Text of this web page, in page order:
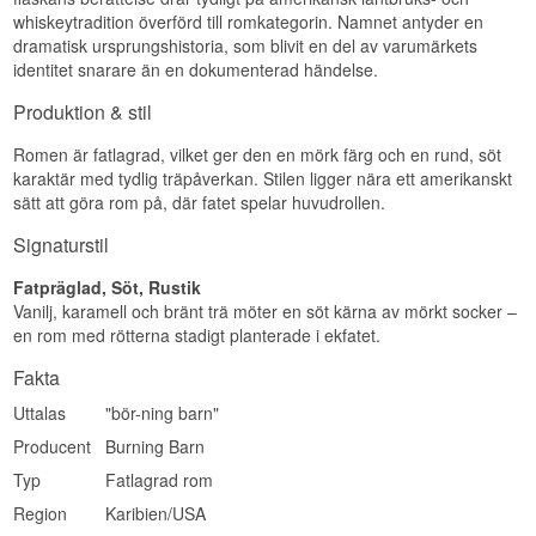
Rökig · Äpple · Sirap · Mjuk
Visste du att?
man känner igen från whisky.
Se hela vårt utbud avBurning Barn
Varm och lätt brännande från chilin.
Specifikationer
Ålder: 3 år
ABV: 40%
Storlek: 70 CL
EAN-nr: 0700461927396
Smakprofil
Kryddig · Eldig · Kokos · Ingefära
Visste du att?
hand i stora kopparpannor innan de dras i
autentisk kryddprofil än de flesta kommersiella
spiced rom.
Se hela vårt utbud av
whiskeytradition överförd till romkategorin. Namnet antyder en
dramatisk ursprungshistoria, som blivit en del av varumärkets
identitet snarare än en dokumenterad händelse.
Produktion & stil
Romen är fatlagrad, vilket ger den en mörk färg och en rund, söt
karaktär med tydlig träpåverkan. Stilen ligger nära ett amerikanskt
sätt att göra rom på, där fatet spelar huvudrollen.
Signaturstil
Fatpräglad, Söt, Rustik
Vanilj, karamell och bränt trä möter en söt kärna av mörkt socker –
en rom med rötterna stadigt planterade i ekfatet.
Fakta
Uttalas
"bör-ning barn"
Producent
Burning Barn
Typ
Fatlagrad rom
Region
Karibien/USA